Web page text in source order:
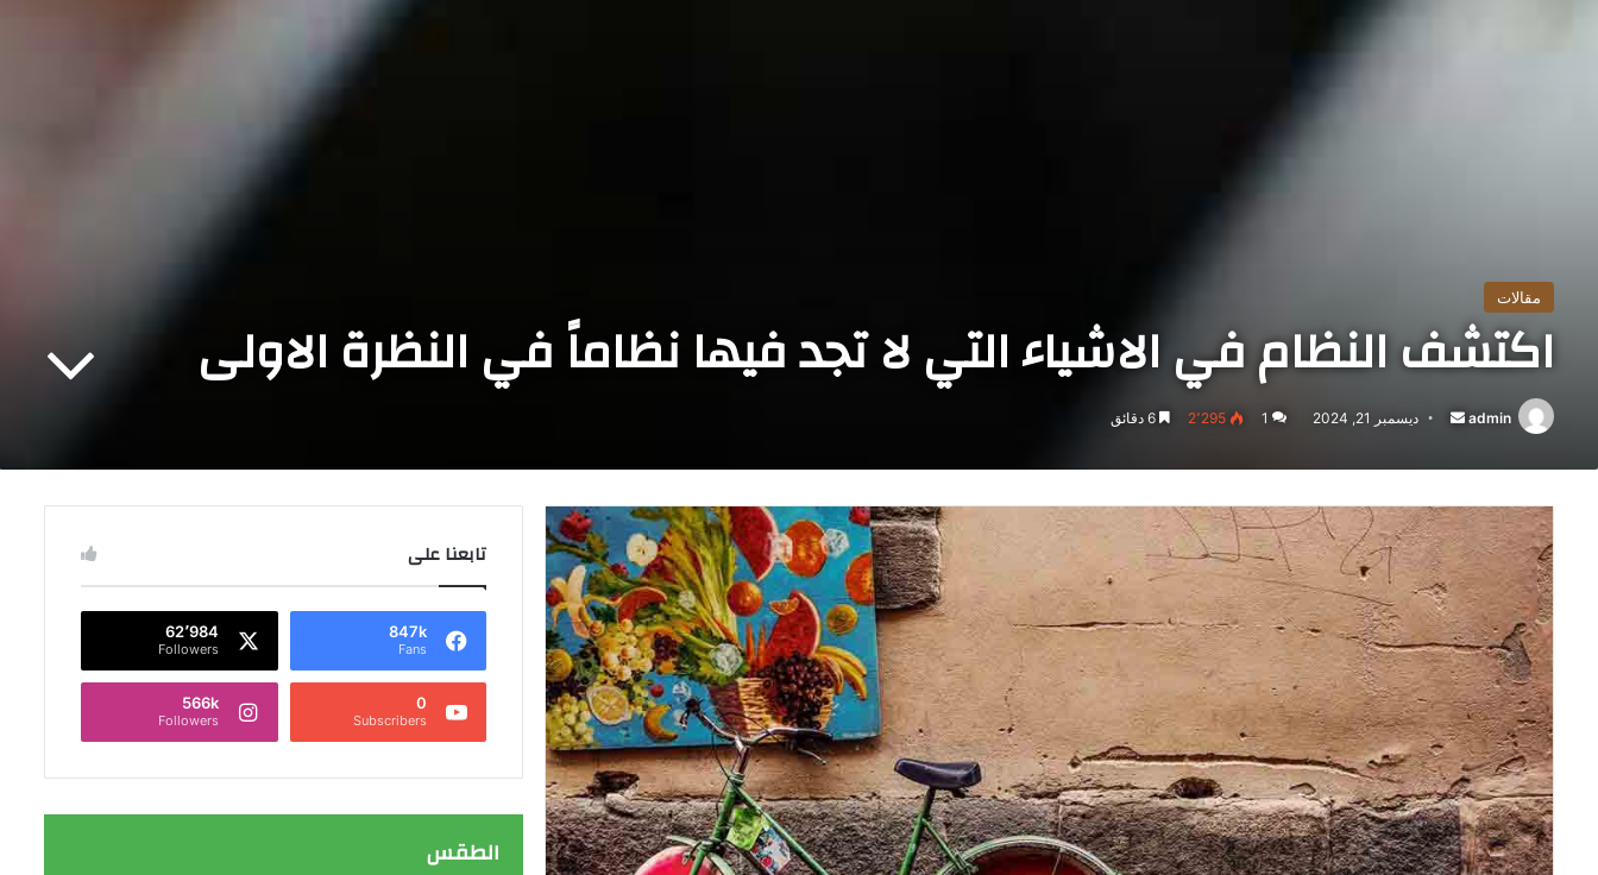
مقالات
اكتشف النظام في الاشياء التي لا تجد فيها نظاماً في النظرة الاولى
admin
أرسل
إلكترونيا
ديسمبر 21, 2024 1 2٬295
تابعنا على
847k
Fans
62٬984
Followers
0
Subscribers
566k
Followers
الطقس